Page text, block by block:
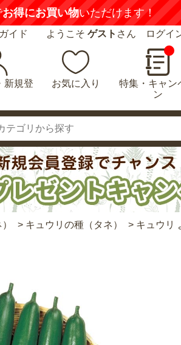
お得にお買い物いただけます！
イド ようこそ ゲスト さん ログイ
新規登
お気に入り
特集・キャン
ン
> キュウリの種（タネ） > キュウリ